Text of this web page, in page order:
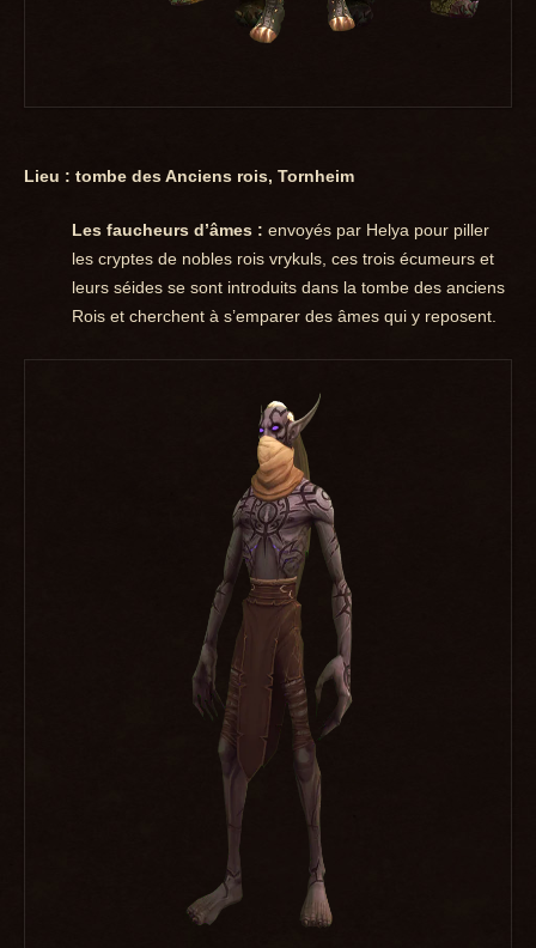
Lieu : tombe des Anciens rois, Tornheim
Les faucheurs d’âmes : envoyés par Helya pour piller
les cryptes de nobles rois vrykuls, ces trois écumeurs et
leurs séides se sont introduits dans la tombe des anciens
Rois et cherchent à s’emparer des âmes qui y reposent.